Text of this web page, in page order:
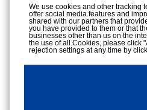
We use cookies and other tracking
offer social media features and
shared with our partners that
you have provided to them or that
businesses other than us on the
the use of all Cookies, please click
rejection settings at any time by
Cookies Details